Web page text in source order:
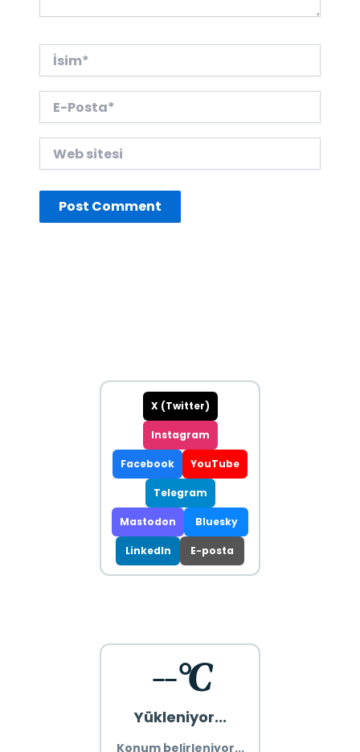
İsim*
Posta*
sitesi
X (Twitter)
Instagram
Facebook YouTube
Telegram
Mastodon Bluesky
LinkedIn E-posta
--°C
Yükleniyor...
Konum belirleniyor...